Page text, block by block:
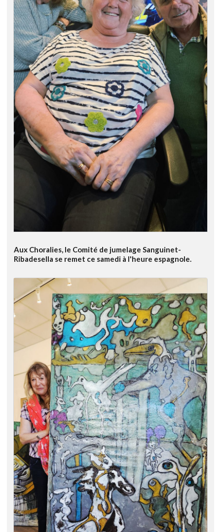
Aux Choralies, le Comité de jumelage Sanguinet-
Ribadesella se remet ce samedi à l'heure espagnole.